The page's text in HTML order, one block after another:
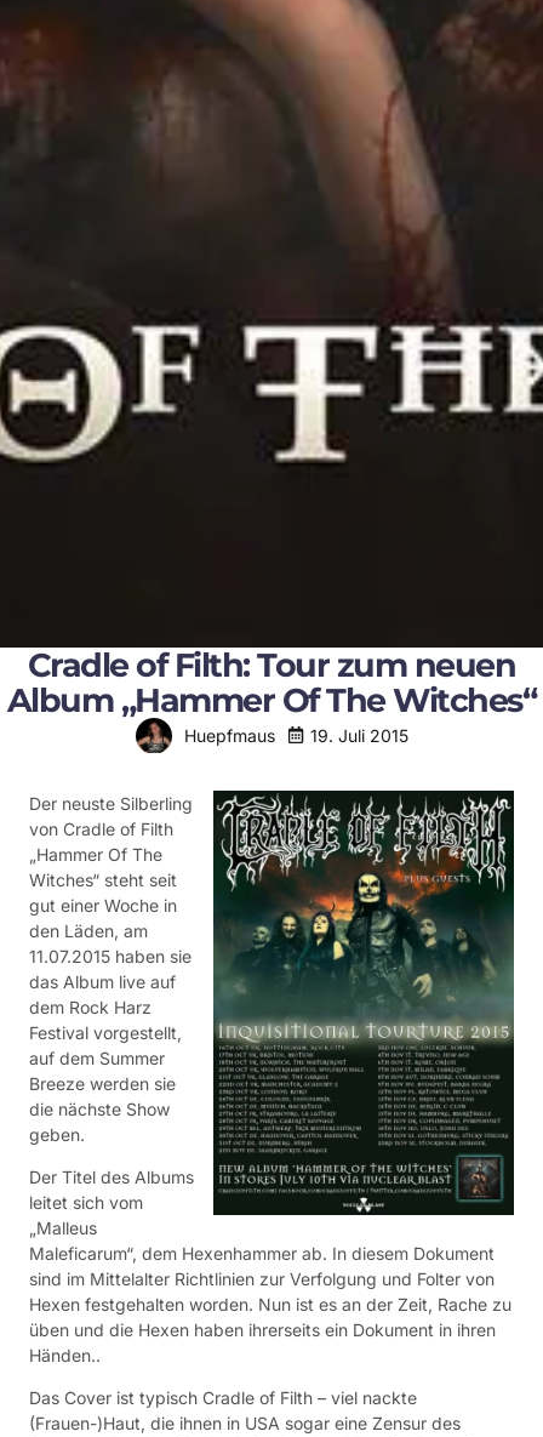
Cradle of Filth: Tour zum neuen
Album „Hammer Of The Witches“
Huepfmaus 19. Juli 2015
Der neuste Silberling
von Cradle of Filth
„Hammer Of The
Witches“ steht seit
gut einer Woche in
den Läden, am
11.07.2015 haben sie
das Album live auf
dem Rock Harz
Festival vorgestellt,
auf dem Summer
Breeze werden sie
die nächste Show
geben.
Der Titel des Albums
leitet sich vom
„Malleus
Maleficarum“, dem Hexenhammer ab. In diesem Dokument
sind im Mittelalter Richtlinien zur Verfolgung und Folter von
Hexen festgehalten worden. Nun ist es an der Zeit, Rache zu
üben und die Hexen haben ihrerseits ein Dokument in ihren
Händen..
Das Cover ist typisch Cradle of Filth – viel nackte
(Frauen-)Haut, die ihnen in USA sogar eine Zensur des